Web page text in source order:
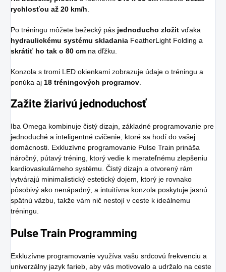
rychlosťou až 20 km/h
Po tréningu môžete bežecký pás jednoducho zložit vďaka
hydraulickému systému skladania FeatherLight Folding a
skrátiť ho tak o 80 cm na dľžku.
Konzola s tromi LED okienkami zobrazuje údaje o tréningu a
ponúka aj 18 tréningových programov
Zažite žiarivú jednoduchosť
Iba Omega kombinuje čistý dizajn, základné programovanie pre
jednoduché a inteligentné cvičenie, ktoré sa hodí do vašej
domácnosti. Exkluzívne programovanie Pulse Train prináša
náročný, pútavý tréning, ktorý vedie k merateľnému zlepšeniu
kardiovaskulárneho systému. Čistý dizajn a otvorený rám
vytvárajú minimalistický estetický dojem, ktorý je rovnako
pôsobivý ako nenápadný, a intuitívna konzola poskytuje jasnú
spätnú väzbu, takže vám nič nestojí v ceste k ideálnemu
tréningu.
Pulse Train Programming
Exkluzívne programovanie využíva vašu srdcovú frekvenciu a
univerzálny jazyk farieb, aby vás motivovalo a udržalo na ceste